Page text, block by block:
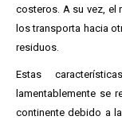
costeros. A su vez, el
los transporta hacia
residuos.
Estas
lamentablemente se
continente debido a